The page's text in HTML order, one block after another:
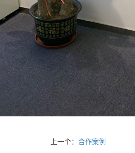
上一个：合作案例